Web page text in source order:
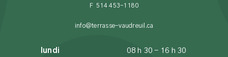
F 514 453-1180
info@terrasse-vaudreuil.ca
lundi 08 h 30 - 16 h 30